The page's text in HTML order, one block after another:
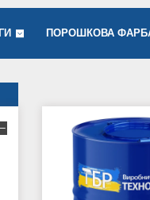
ПОРОШКОВА